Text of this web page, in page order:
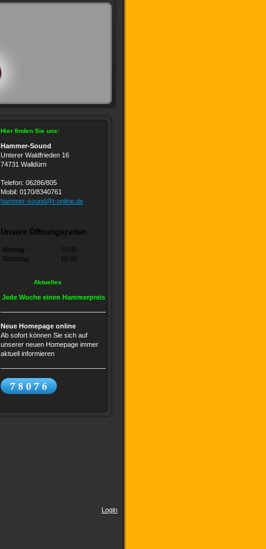
Hier finden Sie uns:
Hammer-Sound
Unterer Waldfrieden 16
74731 Walldürn
Telefon: 06286/805
Mobil: 0170/8340761
hammer-sound@t-online.de
Unsere Öffnungszeiten
Montag -
Samstag
10:00 -
18:00
Aktuelles
Jede Woche einen Hammerpreis
Neue Homepage online
Ab sofort können Sie sich auf
unserer neuen Homepage immer
aktuell informieren
Login